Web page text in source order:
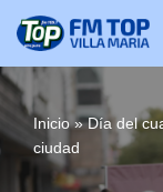
al
contenido
Inicio»Día del
ciudad